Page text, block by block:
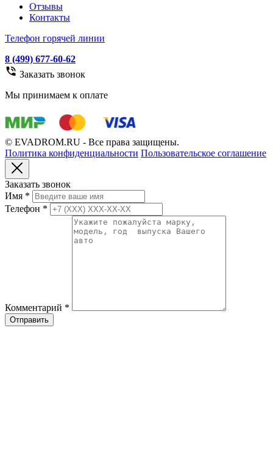
Отзывы
Контакты
Телефон горячей линии
8 (499) 677-60-62
Заказать звонок
Мы принимаем к оплате
© EVADROM.RU - Все права защищены.
Политика конфиденциальности Пользовательское соглашение
Заказать звонок
Имя *
Телефон *
Комментарий *
Отправить